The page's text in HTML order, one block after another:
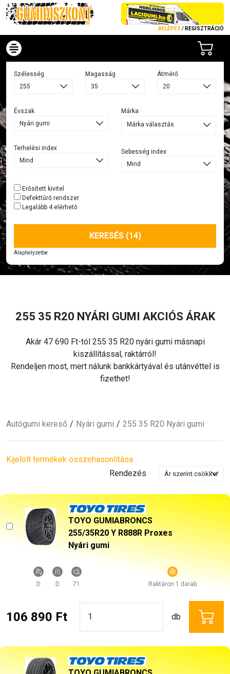
BELÉPÉS / REGISZTRÁCIÓ
Szélesség Magasság Átmérő
Évszak
Terhelési index
Márka
Márka választás
Sebesség index
Erősített kivitel
Defekttűrő rendszer
Legalább 4 elérhető
KERESÉS (14)
Alaphelyzetbe
255 35 R20 NYÁRI GUMI AKCIÓS ÁRAK
Akár 47 690 Ft-tól 255 35 R20 nyári gumi másnapi
kiszállítással, raktárról!
Rendeljen most, mert nálunk bankkártyával és utánvéttel is
fizethet!
Autógumi kereső Nyári gumi 255 35 R20 Nyári gumi
Kijelölt termékek összehasonlítása
Rendezés
TOYO GUMIABRONCS
255/35R20 Y R888R Proxes
Nyári gumi
D D 71 Raktáron 1 darab
106 890 Ft db